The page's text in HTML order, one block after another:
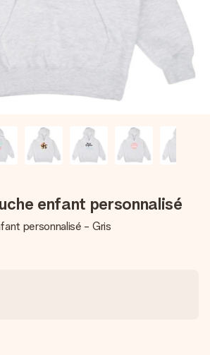
d’unique en quelques étapes – avec
photo ou un message qui touche le cœur.
juste tout l’amour pour le moment idéal.
enfant personnalisé
personnalisé - Gris